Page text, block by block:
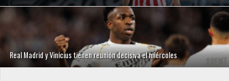
Real Madrid y Vinícius tienen reunión decisiva el miércoles